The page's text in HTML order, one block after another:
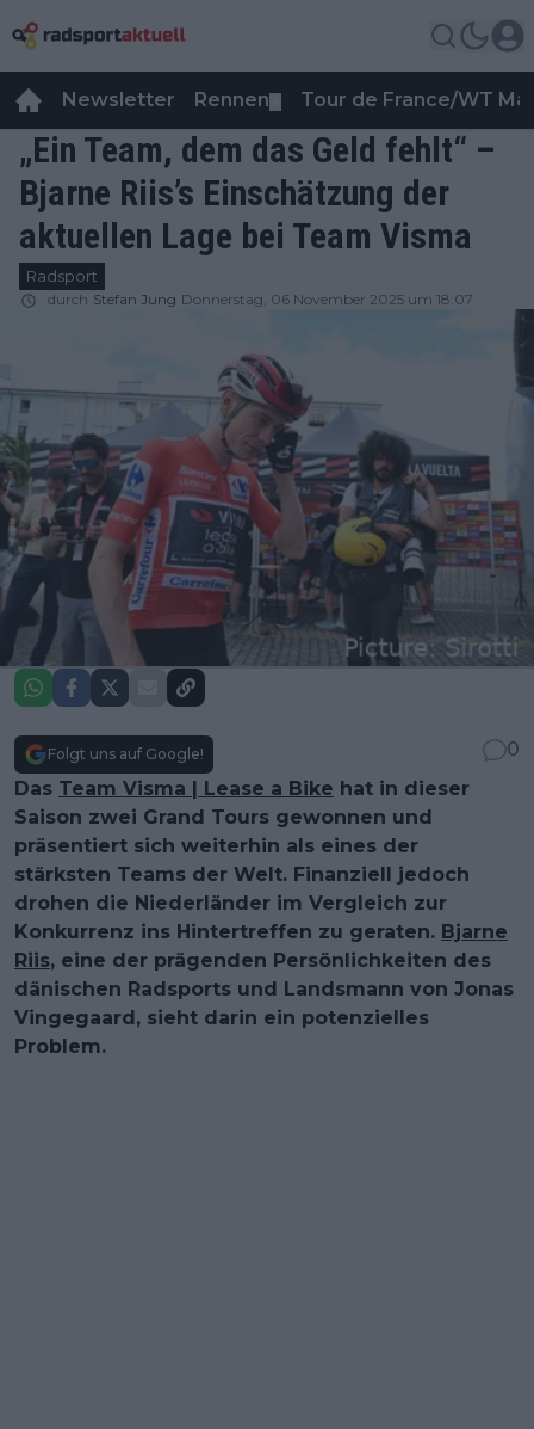
Newsletter Rennen Tour de France/WT
„Ein Team, dem das Geld fehlt“ –
Bjarne Riis’s Einschätzung der
aktuellen Lage bei Team Visma
Radsport
durch Stefan Jung Donnerstag, 06 November 2025 um 18:07
Folgt uns auf Google!
0
Das Team Visma | Lease a Bike hat in dieser
Saison zwei Grand Tours gewonnen und
präsentiert sich weiterhin als eines der
stärksten Teams der Welt. Finanziell jedoch
drohen die Niederländer im Vergleich zur
Konkurrenz ins Hintertreffen zu geraten. Bjarne
Riis, eine der prägenden Persönlichkeiten des
dänischen Radsports und Landsmann von Jonas
Vingegaard, sieht darin ein potenzielles
Problem.